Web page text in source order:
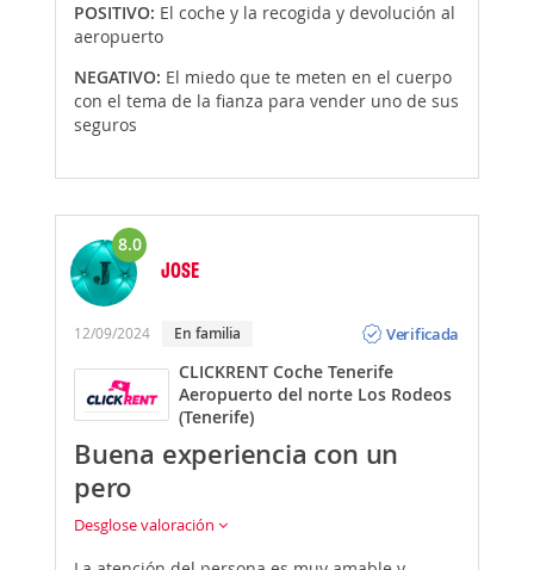
POSITIVO: El coche y la recogida y devolución al
aeropuerto
NEGATIVO: El miedo que te meten en el cuerpo
con el tema de la fianza para vender uno de sus
seguros
8.0
JOSE
12/09/2024 En familia
Verificada
CLICKRENT Coche Tenerife
Aeropuerto del norte Los Rodeos
(Tenerife)
Buena experiencia con un
pero
Desglose valoración